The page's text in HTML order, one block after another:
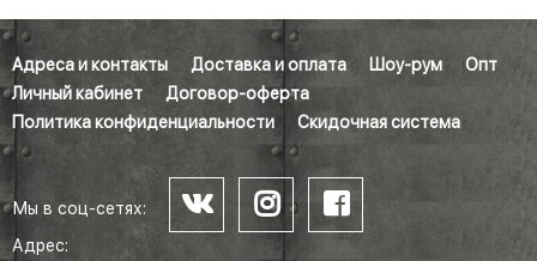
Адреса и контакты Доставка и оплата Шоу-рум
Опт
Личный кабинет
Договор-оферта
Политика конфиденциальности
Скидочная система
Мы в соц-сетях:
Адрес: